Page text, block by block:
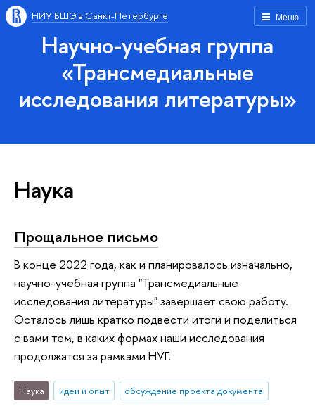
Меню
НИУ ВШЭ в Санкт-Петербурге
Научно-учебная группа
«Трансмедиальные
исследования литературы»
Наука
Прощальное письмо
В конце 2022 года, как и планировалось изначально,
научно-учебная группа "Трансмедиальные
исследования литературы" завершает свою работу.
Осталось лишь кратко подвести итоги и поделиться
с вами тем, в каких формах наши исследования
продолжатся за рамками НУГ.
Наука идеи и опыт обсуждение проекта документа